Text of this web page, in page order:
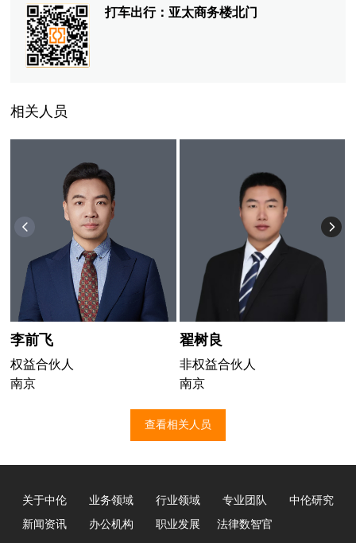
打车出行：亚太商务楼北门
相关人员
李前飞
权益合伙人
南京
翟树良
非权益合伙人
南京
查看相关人员
关于中伦 业务领域 行业领域 专业团队
中伦研究
新闻资讯
办公机构 职业发展 法律数智官